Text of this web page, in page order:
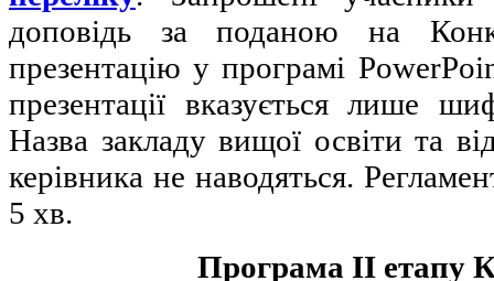
доповідь за поданою на
презентацію у програмі
презентації вказується лише
Назва закладу вищої освіти та
керівника не наводяться.
5 хв.
Програма ІІ етапу